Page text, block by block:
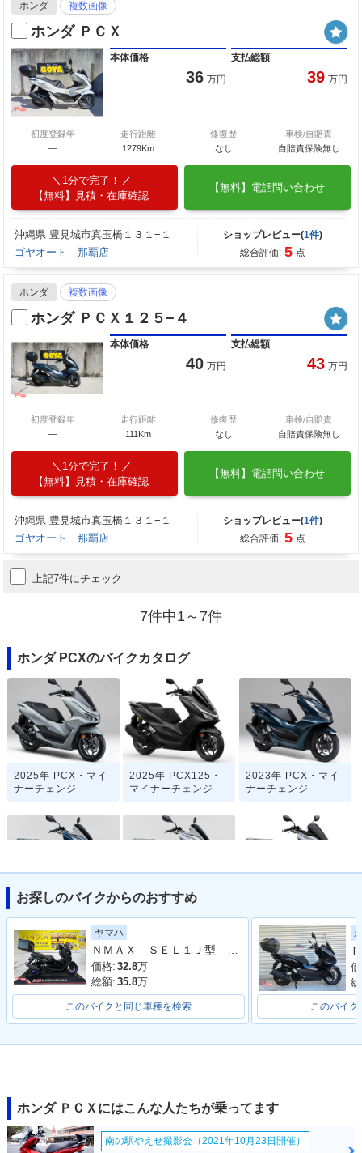
ホンダ 複数画像
ホンダ ＰＣＸ
本体価格
36 万円
支払総額
39 万円
初度登録年
―
走行距離
1279Km
修復歴
なし
車検/自賠責
自賠責保険無し
1分で完了！
【無料】見積・在庫確認
【無料】電話問い合わせ
沖縄県 豊見城市真玉橋１３１−１
ゴヤオート 那覇店
ショップレビュー(1件)
総合評価: 5 点
ホンダ 複数画像
ホンダ ＰＣＸ１２５−４
本体価格
40 万円
支払総額
43 万円
初度登録年
―
走行距離
111Km
修復歴
なし
車検/自賠責
自賠責保険無し
1分で完了！
【無料】見積・在庫確認
【無料】電話問い合わせ
沖縄県 豊見城市真玉橋１３１−１
ゴヤオート 那覇店
ショップレビュー(1件)
総合評価: 5 点
上記7件にチェック
7件中1～7件
ホンダ PCXのバイクカタログ
2025年 PCX・マイ
ナーチェンジ
2025年 PCX125・
マイナーチェンジ
2023年 PCX・マイ
ナーチェンジ
フルモデルチェンジ
2020年 PCX・特
2018年 PCX・フル
2017年 PCX・カラ
お探しのバイクからのおすすめ
ヤマハ
ＮＭＡＸ ＳＥＬ１Ｊ型 ２０２５年モデル ＡＢＳ キーレス リアキャリア リアＢＯＸ
価格: 32.8万
総額: 35.8万
このバイクと同じ車種を検索 このバイク
ホンダ ＰＣＸにはこんな人たちが乗ってます
南の駅やえせ撮影会（2021年10月23日開催）